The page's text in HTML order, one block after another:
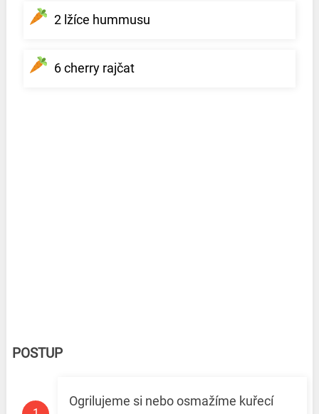
2 lžíce hummusu
6 cherry rajčat
POSTUP
Ogrilujeme si nebo osmažíme kuřecí